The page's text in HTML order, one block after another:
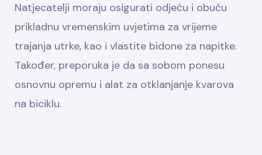
Natjecatelji moraju osigurati odjeću i obuću
prikladnu vremenskim uvjetima za vrijeme
trajanja utrke, kao i vlastite bidone za napitke.
Također, preporuka je da sa sobom ponesu
osnovnu opremu i alat za otklanjanje kvarova
na biciklu.